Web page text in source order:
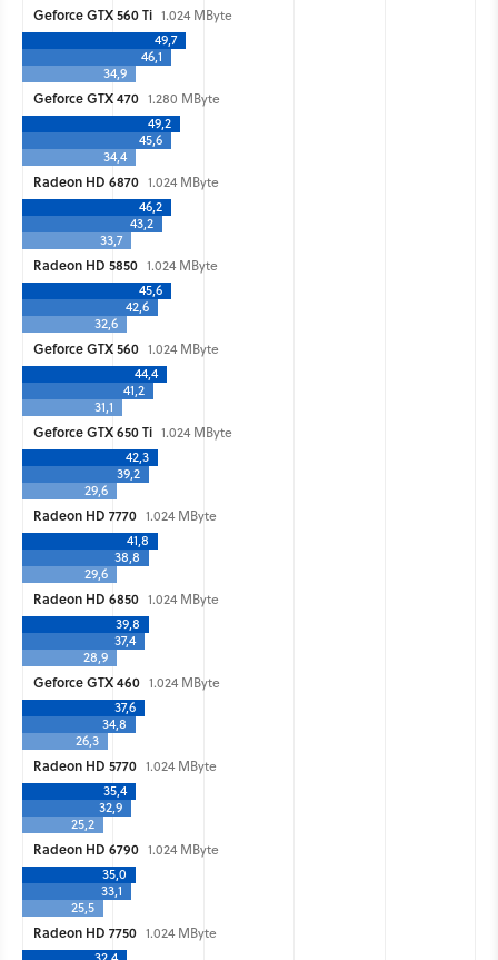
Geforce GTX 560 Ti 1.024 MByte
49,7
46,1
34,9
Geforce GTX 470 1.280 MByte
49,2
45,6
34,4
Radeon HD 6870 1.024 MByte
46,2
43,2
33,7
Radeon HD 5850 1.024 MByte
45,6
42,6
32,6
Geforce GTX 560 1.024 MByte
44,4
41,2
31,1
Geforce GTX 650 Ti 1.024 MByte
42,3
39,2
29,6
Radeon HD 7770 1.024 MByte
41,8
38,8
29,6
Radeon HD 6850 1.024 MByte
39,8
37,4
28,9
Geforce GTX 460 1.024 MByte
37,6
34,8
26,3
Radeon HD 5770 1.024 MByte
35,4
32,9
25,2
Radeon HD 6790 1.024 MByte
35,0
33,1
25,5
Radeon HD 7750 1.024 MByte